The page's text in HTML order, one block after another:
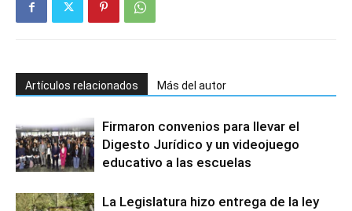
Artículos relacionados Más del autor
Firmaron convenios para llevar el
Digesto Jurídico y un videojuego
educativo a las escuelas
La Legislatura hizo entrega de la ley